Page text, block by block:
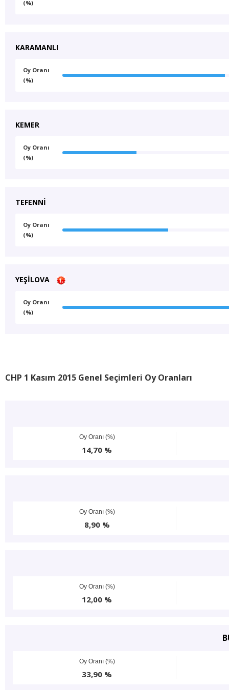
(%)
KARAMANLI
Oy Oranı
(%)
KEMER
Oy Oranı
(%)
TEFENNİ
Oy Oranı
(%)
YEŞİLOVA
Oy Oranı
(%)
CHP 1 Kasım 2015 Genel Seçimleri Oy Oranları
Oy Oranı (%)
14,70 %
Oy Oranı (%)
8,90 %
Oy Oranı (%)
12,00 %
Oy Oranı (%)
33,90 %